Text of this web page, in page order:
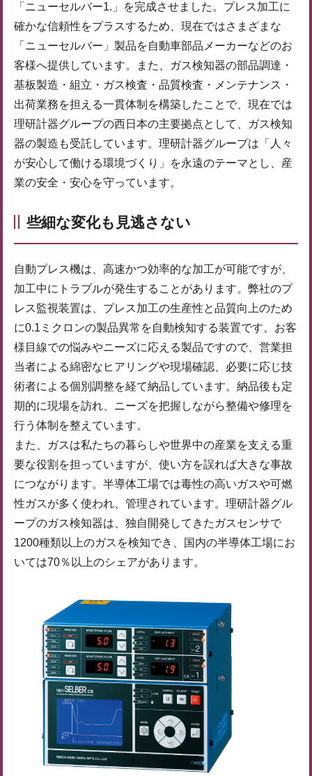
「ニューセルバー1.」を完成させました。プレス加工に
確かな信頼性をプラスするため、現在ではさまざまな
「ニューセルバー」製品を自動車部品メーカーなどのお
客様へ提供しています。また、ガス検知器の部品調達・
基板製造・組立・ガス検査・品質検査・メンテナンス・
出荷業務を担える一貫体制を構築したことで、現在では
理研計器グループの西日本の主要拠点として、ガス検知
器の製造も受託しています。理研計器グループは「人々
が安心して働ける環境づくり」を永遠のテーマとし、産
業の安全・安心を守っています。
些細な変化も見逃さない
自動プレス機は、高速かつ効率的な加工が可能ですが、
加工中にトラブルが発生することがあります。弊社のプ
レス監視装置は、プレス加工の生産性と品質向上のため
に0.1ミクロンの製品異常を自動検知する装置です。お客
様目線での悩みやニーズに応える製品ですので、営業担
当者による綿密なヒアリングや現場確認、必要に応じ技
術者による個別調整を経て納品しています。納品後も定
期的に現場を訪れ、ニーズを把握しながら整備や修理を
行う体制を整えています。
また、ガスは私たちの暮らしや世界中の産業を支える重
要な役割を担っていますが、使い方を誤れば大きな事故
につながります。半導体工場では毒性の高いガスや可燃
性ガスが多く使われ、管理されています。理研計器グル
ープのガス検知器は、独自開発してきたガスセンサで
1200種類以上のガスを検知でき、国内の半導体工場にお
いては70％以上のシェアがあります。